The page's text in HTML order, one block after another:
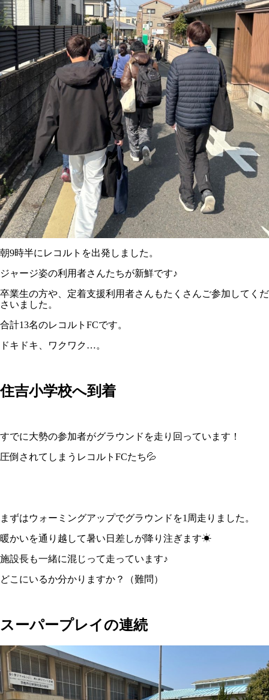
朝9時半にレコルトを出発しました。
ジャージ姿の利用者さんたちが新鮮です♪
卒業生の方や、定着支援利用者さんもたくさんご参加してくだ
さいました。
合計13名のレコルトFCです。
ドキドキ、ワクワク…。
住吉小学校へ到着
すでに大勢の参加者がグラウンドを走り回っています！
圧倒されてしまうレコルトFCたち💦
まずはウォーミングアップでグラウンドを1周走りました。
暖かいを通り越して暑い日差しが降り注ぎます☀
施設長も一緒に混じって走っています♪
どこにいるか分かりますか？（難問）
スーパープレイの連続